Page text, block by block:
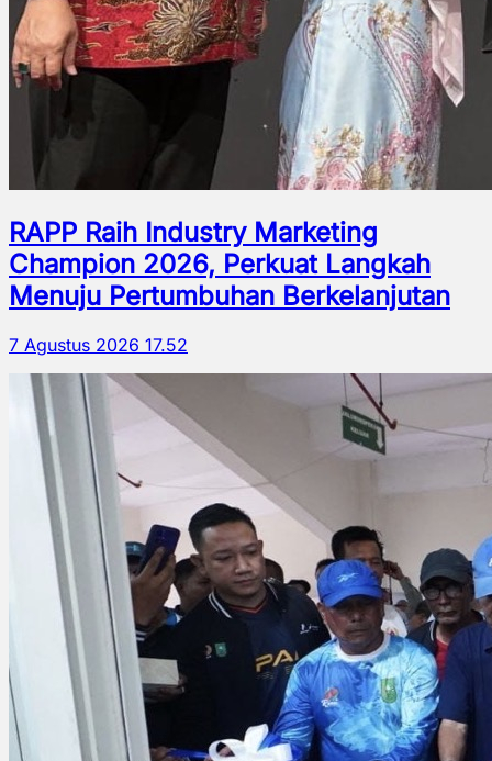
RAPP Raih Industry Marketing
Champion 2026, Perkuat Langkah
Menuju Pertumbuhan Berkelanjutan
7 Agustus 2026 17.52